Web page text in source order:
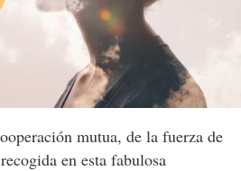
mutua, de la fuerza de
en esta fabulosa